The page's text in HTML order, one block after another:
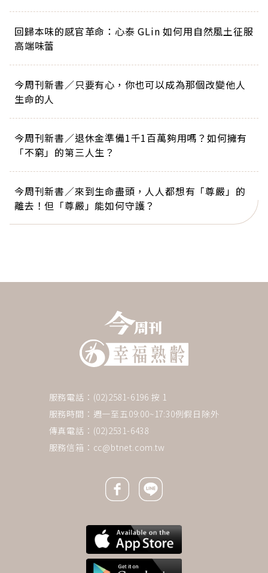
回歸本味的感官革命：心泰 GLin 如何用自然風土征服
高端味蕾
今周刊新書／只要有心，你也可以成為那個改變他人
生命的人
今周刊新書／退休金準備1千1百萬夠用嗎？如何擁有
「不窮」的第三人生？
今周刊新書／來到生命盡頭，人人都想有「尊嚴」的
離去！但「尊嚴」能如何守護？
服務電話：(02)2581-6196 按 1
服務時間：週一至五09:00~17:30例假日除外
傳真電話：(02)2531-6438
服務信箱： cc@btnet.com.tw
Facebook icon
Line icon